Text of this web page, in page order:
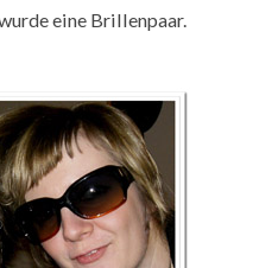
eine Brillenpaar.